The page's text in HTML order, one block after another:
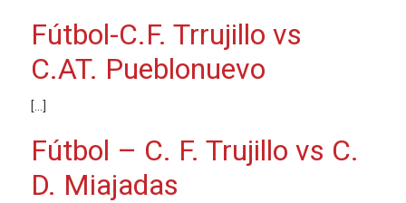
Fútbol-C.F. Trrujillo vs
C.AT. Pueblonuevo
[…]
Fútbol – C. F. Trujillo vs C.
D. Miajadas